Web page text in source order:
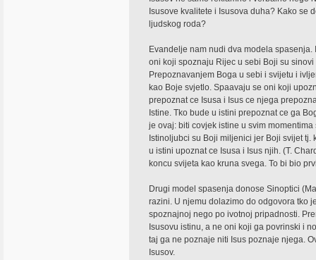
Isusove kvalitete i Isusova duha? Kako se
ljudskog roda?
Evandelje nam nudi dva modela spasenja.
oni koji spoznaju Rijec u sebi Boji su
Prepoznavanjem Boga u sebi i svijetu i
kao Boje svjetlo. Spaavaju se oni koji
prepoznat ce Isusa i Isus ce njega
Istine. Tko bude u istini prepoznat ce ga
je ovaj: biti covjek istine u svim
Istinoljubci su Boji miljenici jer Boji svijet
u istini upoznat ce Isusa i Isus njih. (T.
koncu svijeta kao kruna svega. To bi bio
Drugi model spasenja donose Sinoptici
razini. U njemu dolazimo do odgovora tko
spoznajnoj nego po ivotnoj pripadnosti.
Isusovu istinu, a ne oni koji ga povrinski i
taj ga ne poznaje niti Isus poznaje njega.
Isusov.